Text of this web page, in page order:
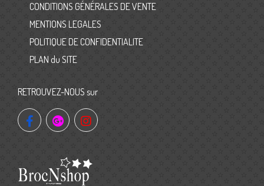
CONDITIONS GÉNÉRALES DE VENTE
MENTIONS LEGALES
POLITIQUE DE CONFIDENTIALITE
PLAN du SITE
RETROUVEZ-NOUS sur